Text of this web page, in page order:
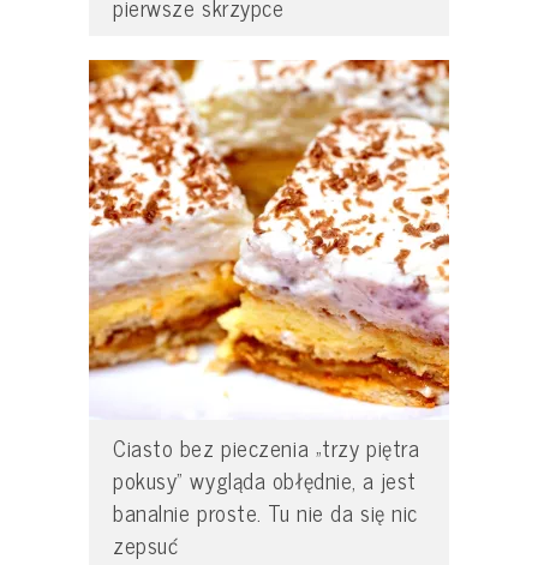
pierwsze skrzypce
Ciasto bez pieczenia „trzy piętra
pokusy” wygląda obłędnie, a jest
banalnie proste. Tu nie da się nic
zepsuć